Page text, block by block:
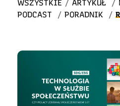
WSZYSTKIE / ARTYKUŁ /
PODCAST
/ PORADNIK /